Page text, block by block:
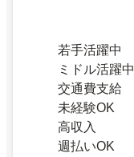
若手活躍中
ミドル活躍中
交通費支給
未経験OK
高収入
週払いOK